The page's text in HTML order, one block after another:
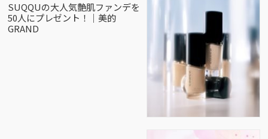
SUQQUの大人気艶肌ファンデを
50人にプレゼント！｜美的
GRAND